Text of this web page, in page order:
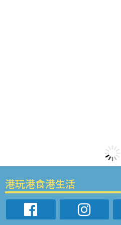
港玩港食港生活